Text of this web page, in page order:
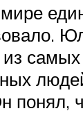
самых
понял,